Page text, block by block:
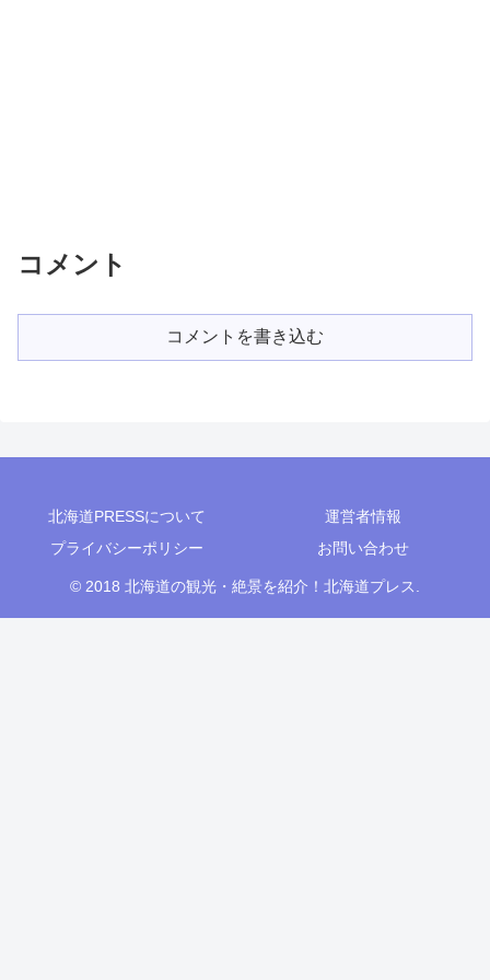
コメント
コメントを書き込む
北海道PRESSについて
運営者情報
プライバシーポリシー
お問い合わせ
© 2018 北海道の観光・絶景を紹介！北海道プレス.